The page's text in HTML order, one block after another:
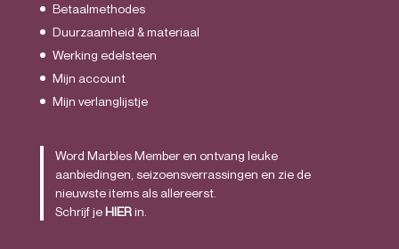
Betaalmethodes
Duurzaamheid & materiaal
Werking edelsteen
Mijn account
Mijn verlanglijstje
Word Marbles Member en ontvang leuke
aanbiedingen, seizoensverrassingen en zie de
nieuwste items als allereerst.
Schrijf je HIERin.